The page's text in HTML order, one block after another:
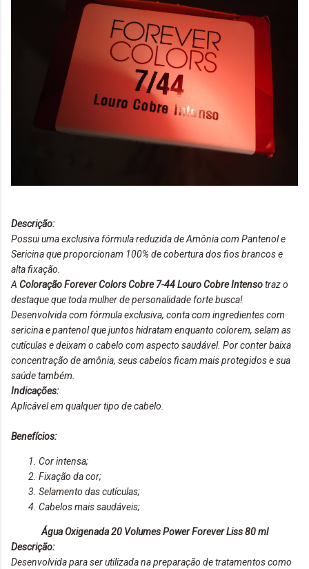
Descrição:
Possui uma exclusiva fórmula reduzida de Amônia com Pantenol e
Sericina que proporcionam 100% de cobertura dos fios brancos e
alta fixação.
A Coloração Forever Colors Cobre 7-44 Louro Cobre Intensotraz o
destaque que toda mulher de personalidade forte busca!
Desenvolvida com fórmula exclusiva, conta com ingredientes com
sericina e pantenol que juntos hidratam enquanto colorem, selam as
cutículas e deixam o cabelo com aspecto saudável. Por conter baixa
concentração de amônia, seus cabelos ficam mais protegidos e sua
saúde também.
Indicações:
Aplicável em qualquer tipo de cabelo.
Benefícios:
Cor intensa;
Fixação da cor;
Selamento das cutículas;
Cabelos mais saudáveis;
Água Oxigenada 20 Volumes Power Forever Liss 80 ml
Descrição:
Desenvolvida para ser utilizada na preparação de tratamentos como